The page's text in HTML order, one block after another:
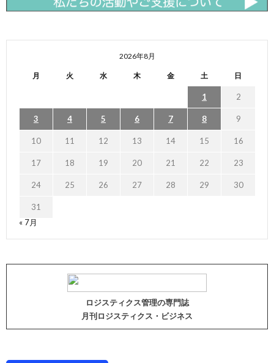
2026年8月
月 火 水 木 金 土 日
1 2
3 4 5 6 7 8 9
10 11 12 13 14 15 16
17 18 19 20 21 22 23
24 25 26 27 28 29 30
31
« 7月
ロジスティクス管理の専門誌
月刊ロジスティクス・ビジネス